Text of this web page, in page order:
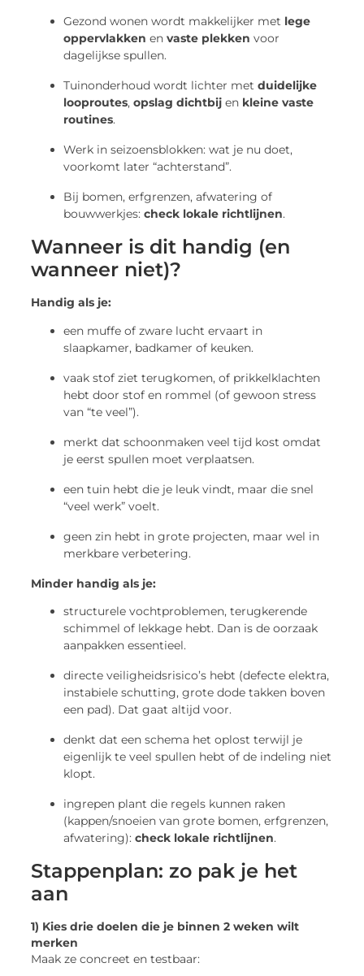
Gezond wonen wordt makkelijker met lege
oppervlakken envaste plekken voor
dagelijkse spullen.
Tuinonderhoud wordt lichter metduidelijke
looproutes,opslag dichtbij en kleine vaste
routines.
Werk in seizoensblokken: wat je nu doet,
voorkomt later “achterstand”.
Bij bomen, erfgrenzen, afwatering of
bouwwerkjes:check lokale richtlijnen.
Wanneer is dit handig (en
wanneer niet)?
Handig als je:
een muffe of zware lucht ervaart in
slaapkamer, badkamer of keuken.
vaak stof ziet terugkomen, of prikkelklachten
hebt door stof en rommel (of gewoon stress
van “te veel”).
merkt dat schoonmaken veel tijd kost omdat
je eerst spullen moet verplaatsen.
een tuin hebt die je leuk vindt, maar die snel
“veel werk” voelt.
geen zin hebt in grote projecten, maar wel in
merkbare verbetering.
Minder handig als je:
structurele vochtproblemen, terugkerende
schimmel of lekkage hebt. Dan is de oorzaak
aanpakken essentieel.
directe veiligheidsrisico’s hebt (defecte elektra,
instabiele schutting, grote dode takken boven
een pad). Dat gaat altijd voor.
denkt dat een schema het oplost terwijl je
eigenlijk te veel spullen hebt of de indeling niet
klopt.
ingrepen plant die regels kunnen raken
(kappen/snoeien van grote bomen, erfgrenzen,
afwatering):check lokale richtlijnen.
Stappenplan: zo pak je het
aan
1) Kies drie doelen die je binnen 2 weken wilt
merken
Maak ze concreet en testbaar: